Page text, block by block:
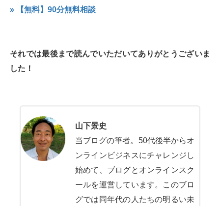
» 【無料】90分無料相談
それでは最後まで読んでいただいてありがとうございま
した！
山下景史
当ブログの筆者。50代後半からオ
ンラインビジネスにチャレンジし
始めて、ブログとオンラインスク
ールを運営しています。このブロ
グでは同年代の人たちの明るい未